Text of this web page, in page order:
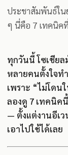
ประชาสัมพันธ์ใน
ๆ นี่คือ 7 เทคนิค
ทุกวันนี้ โซเชียล
หลายคนตั้งใจท
เพราะ “ไม่โดน
ลองดู 7 เทคนิค
— ตั้งแต่งานอีเ
เอาไปใช้ได้เลย